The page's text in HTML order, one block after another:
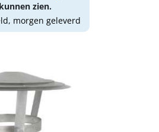
zien.
morgen geleverd